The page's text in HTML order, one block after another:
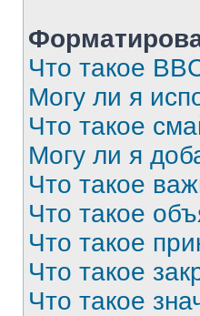
Что такое
Могу ли я
Что такое
Могу ли я
Что такое
Что такое
Что такое
Что такое
Что такое